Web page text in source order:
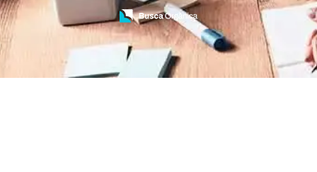
Treinamento de Brigada de Emergência
Treinamento de Brigada de Incêndio
Treinamento de Brigada de Incêndio Valor
Treinamento de Brigadista de Incêndio
Treinamento de Combate a Incêndio NR 23